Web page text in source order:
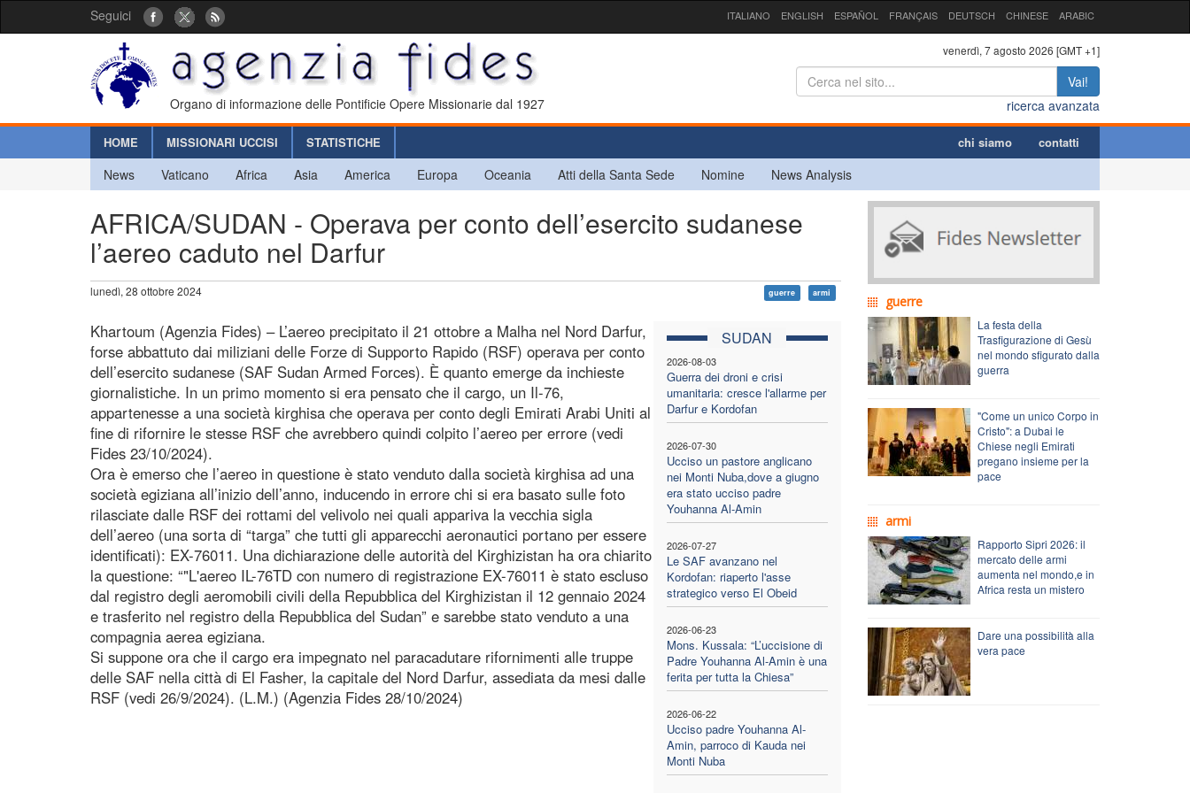
Seguici ITALIANO ENGLISH ESPAÑOL FRANÇAIS DEUTSCH CHINESE ARABIC
Organo di informazione delle Pontificie Opere Missionarie dal 1927
venerdì, 7 agosto 2026 [GMT +1]
Vai!
ricerca avanzata
HOME MISSIONARI UCCISI STATISTICHE chi siamo contatti
News Vaticano Africa Asia America Europa Oceania Atti della Santa Sede Nomine News Analysis
AFRICA/SUDAN - Operava per conto dell’esercito sudanese
l’aereo caduto nel Darfur
lunedì, 28 ottobre 2024 guerre armi
SUDAN
2026-08-03
Guerra dei droni e crisi
umanitaria: cresce l'allarme per
Darfur e Kordofan
2026-07-30
Ucciso un pastore anglicano
nei Monti Nuba,dove a giugno
era stato ucciso padre
Youhanna Al-Amin
2026-07-27
Le SAF avanzano nel
Kordofan: riaperto l'asse
strategico verso El Obeid
2026-06-23
Mons. Kussala: “L’uccisione di
Padre Youhanna Al-Amin è una
ferita per tutta la Chiesa”
2026-06-22
Ucciso padre Youhanna Al-
Amin, parroco di Kauda nei
Monti Nuba
Khartoum (Agenzia Fides) – L’aereo precipitato il 21 ottobre a Malha nel Nord Darfur,
forse abbattuto dai miliziani delle Forze di Supporto Rapido (RSF) operava per conto
dell’esercito sudanese (SAF Sudan Armed Forces). È quanto emerge da inchieste
giornalistiche. In un primo momento si era pensato che il cargo, un Il-76,
appartenesse a una società kirghisa che operava per conto degli Emirati Arabi Uniti al
fine di rifornire le stesse RSF che avrebbero quindi colpito l’aereo per errore (vedi
Fides 23/10/2024).
Ora è emerso che l’aereo in questione è stato venduto dalla società kirghisa ad una
società egiziana all’inizio dell’anno, inducendo in errore chi si era basato sulle foto
rilasciate dalle RSF dei rottami del velivolo nei quali appariva la vecchia sigla
dell’aereo (una sorta di “targa” che tutti gli apparecchi aeronautici portano per essere
identificati): EX-76011. Una dichiarazione delle autorità del Kirghizistan ha ora chiarito
la questione: “"L'aereo IL-76TD con numero di registrazione EX-76011 è stato escluso
dal registro degli aeromobili civili della Repubblica del Kirghizistan il 12 gennaio 2024
e trasferito nel registro della Repubblica del Sudan” e sarebbe stato venduto a una
compagnia aerea egiziana.
Si suppone ora che il cargo era impegnato nel paracadutare rifornimenti alle truppe
delle SAF nella città di El Fasher, la capitale del Nord Darfur, assediata da mesi dalle
RSF (vedi 26/9/2024). (L.M.) (Agenzia Fides 28/10/2024)
guerre
La festa della
Trasfigurazione di Gesù
nel mondo sfigurato dalla
guerra
"Come un unico Corpo in
Cristo": a Dubai le
Chiese negli Emirati
pregano insieme per la
pace
armi
Rapporto Sipri 2026: il
mercato delle armi
aumenta nel mondo,e in
Africa resta un mistero
Dare una possibilità alla
vera pace